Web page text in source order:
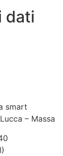
dati
smart
– Massa